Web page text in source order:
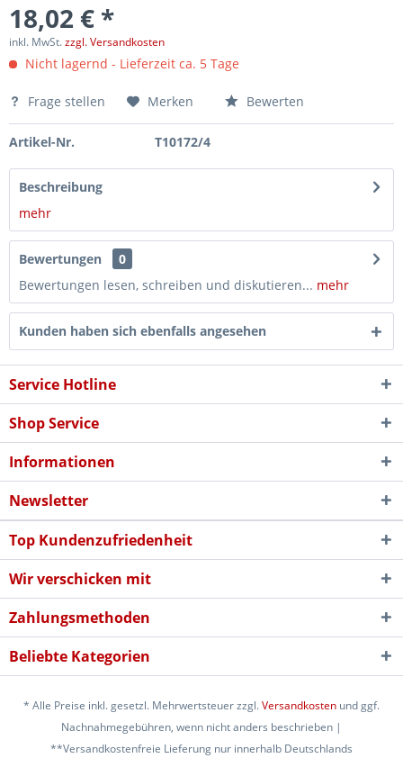
18,02 € *
inkl. MwSt.zzgl. Versandkosten
Nicht lagernd - Lieferzeit ca. 5 Tage
Frage stellen Merken Bewerten
Artikel-Nr. T10172/4
Beschreibung
mehr
Bewertungen
0
Bewertungen lesen, schreiben und diskutieren... mehr
Kunden haben sich ebenfalls angesehen
Service Hotline
Shop Service
Informationen
Newsletter
Top Kundenzufriedenheit
Wir verschicken mit
Zahlungsmethoden
Beliebte Kategorien
* Alle Preise inkl. gesetzl. Mehrwertsteuer zzgl.Versandkosten und ggf.
Nachnahmegebühren, wenn nicht anders beschrieben |
**Versandkostenfreie Lieferung nur innerhalb Deutschlands